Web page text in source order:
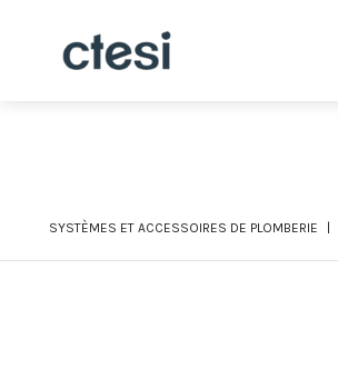
SYSTÈMES ET ACCESSOIRES DE PLOMBERIE